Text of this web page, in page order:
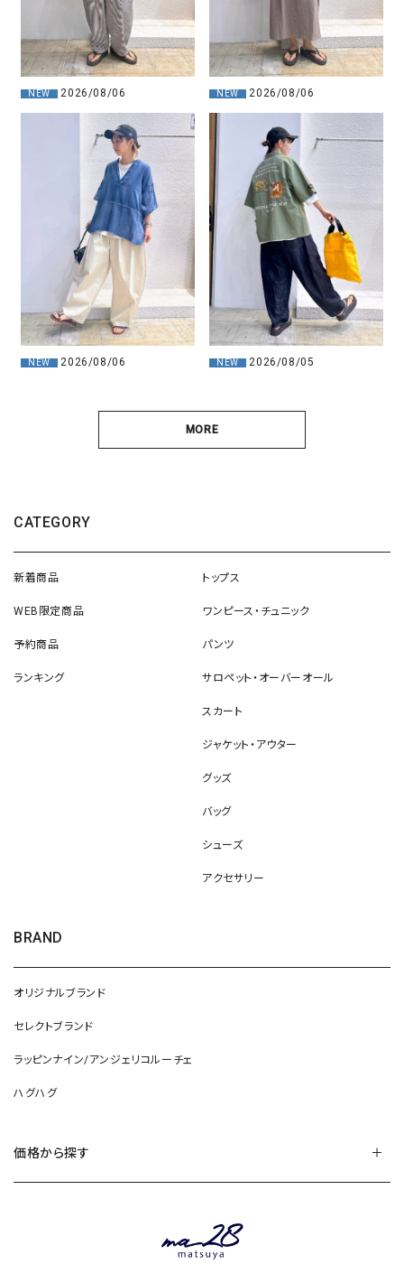
NEW 2026/08/06 NEW 2026/08/06
NEW 2026/08/06 NEW 2026/08/05
MORE
CATEGORY
新着商品
WEB限定商品
予約商品
ランキング
トップス
ワンピース・チュニック
パンツ
サロペット・オーバーオール
スカート
ジャケット・アウター
グッズ
バッグ
シューズ
アクセサリー
BRAND
オリジナルブランド
セレクトブランド
ラッピンナイン/アンジェリコルーチェ
ハグハグ
価格から探す